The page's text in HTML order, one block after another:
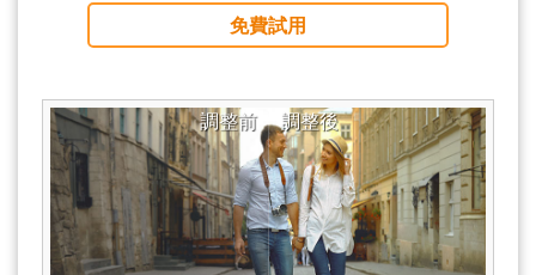
免費試用
調整後
調整前